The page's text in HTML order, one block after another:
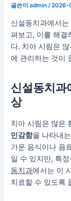
글쓴이admin/2026-
신설동치과에서
펴보고, 이를 해결
다. 치아 시림은
에 관리하는 것이
신설동치과
상
치아 시림은 많은
민감함을 나타내
가운 음식이나 음
일 수 있지만, 특
동치과에서는 이
치료할 수 있도록